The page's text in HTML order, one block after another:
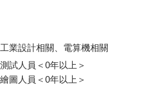
業設計相關、電算機相關
試人員＜0年以上＞
圖人員＜0年以上＞